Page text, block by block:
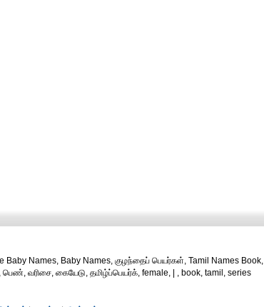
Names, Baby Names, குழந்தைப் பெயர்கள், Tamil Names Book,
வரிசை, கையேடு, தமிழ்ப்பெயர்க், female, | , book, tamil, series